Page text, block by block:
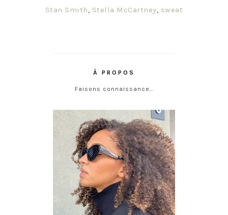
Stan Smith, Stella McCartney, sweat
À PROPOS
Faisons connaissance…